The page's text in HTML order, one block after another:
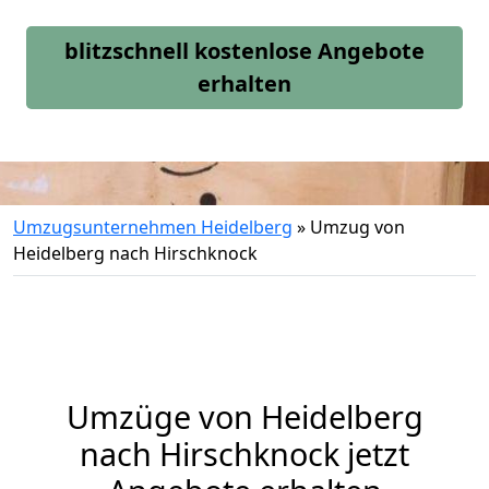
blitzschnell kostenlose Angebote
erhalten
Umzugsunternehmen Heidelberg » Umzug von
Heidelberg nach Hirschknock
Umzüge von Heidelberg
nach Hirschknock jetzt